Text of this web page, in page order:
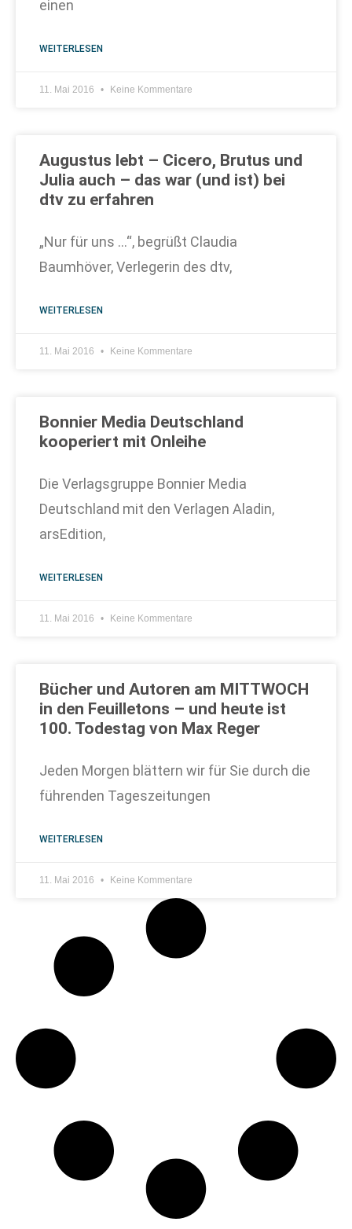
einen
WEITERLESEN
11. Mai 2016 Keine Kommentare
Augustus lebt – Cicero, Brutus und
Julia auch – das war (und ist) bei
dtv zu erfahren
„Nur für uns …“, begrüßt Claudia
Baumhöver, Verlegerin des dtv,
WEITERLESEN
11. Mai 2016 Keine Kommentare
Bonnier Media Deutschland
kooperiert mit Onleihe
Die Verlagsgruppe Bonnier Media
Deutschland mit den Verlagen Aladin,
arsEdition,
WEITERLESEN
11. Mai 2016 Keine Kommentare
Bücher und Autoren am MITTWOCH
in den Feuilletons – und heute ist
100. Todestag von Max Reger
Jeden Morgen blättern wir für Sie durch die
führenden Tageszeitungen
WEITERLESEN
11. Mai 2016 Keine Kommentare